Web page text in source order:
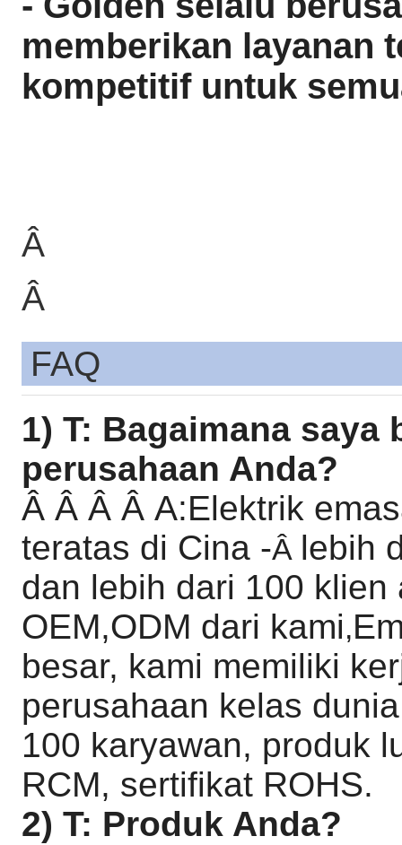
memberikan layanan
kompetitif untuk
Â
Â
FAQ
1) T: Bagaimana saya
perusahaan Anda?
Â Â Â Â A:Elektrik emas
teratas di Cina -Â lebih
dan lebih dari 100
OEM,ODM dari kami,
besar, kami memiliki
perusahaan kelas
100 karyawan, produk
RCM, sertifikat ROHS.
2) T: Produk Anda?